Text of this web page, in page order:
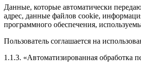
Данные, которые автоматически
адрес, данные файлов cookie,
программного обеспечения,
Пользователь соглашается на
1.1.3. «Автоматизированная обработка